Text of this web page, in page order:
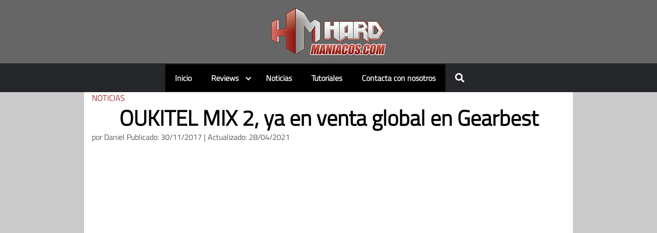
Inicio Reviews Noticias Tutoriales Contacta con nosotros
NOTICIAS
OUKITEL MIX 2, ya en venta global en Gearbest
porDaniel Publicado: 30/11/2017 | Actualizado: 28/04/2021